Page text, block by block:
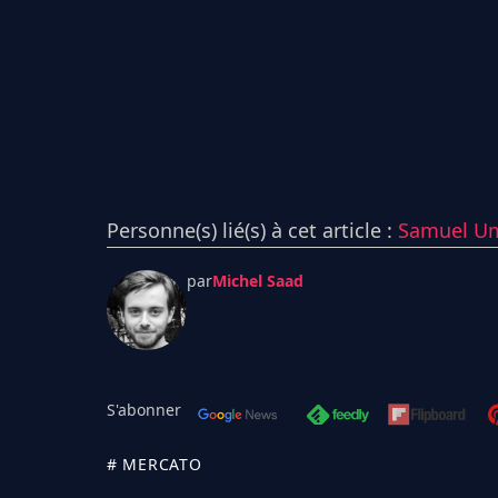
Personne(s) lié(s) à cet article : Samuel
parMichel Saad
S'abonner
# MERCATO